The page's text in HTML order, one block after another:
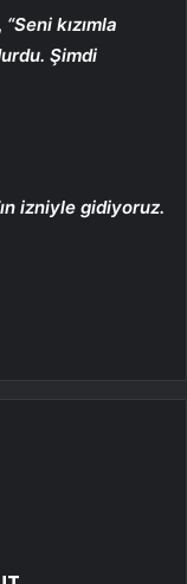
“Seni kızımla
Şimdi
izniyle gidiyoruz.